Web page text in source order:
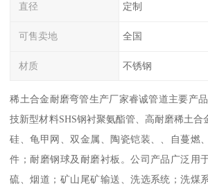
直径 定制
可售卖地 全国
材质 不锈钢
稀土合金耐磨弯管生产厂家睿诚管道主要产
技新型材料SHS钢衬聚氨酯管、高耐磨稀土合
硅、龟甲网、双金属、陶瓷铠装、、自蔓燃
件；耐磨钢球及耐磨衬板。公司产品广泛用
硫、烟道；矿山尾矿输送、洗选系统；洗煤